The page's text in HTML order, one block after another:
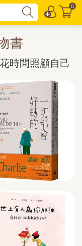
0
書
時間照顧自己